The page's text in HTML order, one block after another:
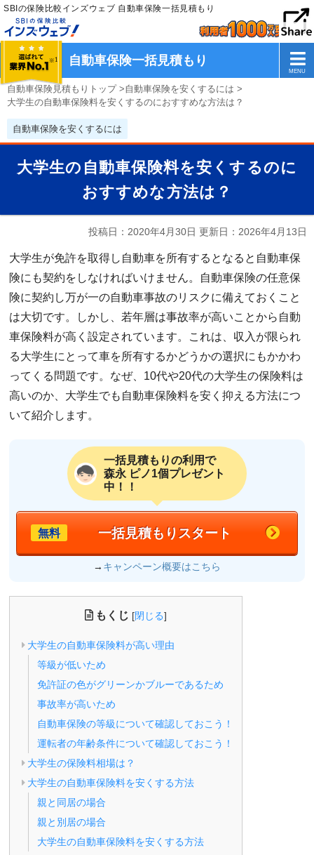
SBIの保険比較インズウェブ 自動車保険一括見積もり
自動車保険一括見積もり
自動車保険見積もりトップ>自動車保険を安くするには >
大学生の自動車保険料を安くするのにおすすめな方法は？
自動車保険を安くするには
大学生の自動車保険料を安くするのに
おすすめな方法は？
投稿日：2020年4月30日 更新日： 2026年4月13日
大学生が免許を取得し自動車を所有するとなると自動車保
険にも契約をしなければいけません。自動車保険の任意保
険に契約し万が一の自動車事故のリスクに備えておくこと
は大切です。しかし、若年層は事故率が高いことから自動
車保険料が高く設定されています。これは、収入が限られ
る大学生にとって車を所有するかどうかの選択にもかかわ
ってくる問題です。なぜ、10代や20代の大学生の保険料は
高いのか、大学生でも自動車保険料を安く抑える方法につ
いて紹介します。
一括見積もりの利用で
森永 ピノ1個プレゼント
中！！
無料 一括見積もりスタート
→ キャンペーン概要はこちら
もくじ [閉じる]
大学生の自動車保険料が高い理由
等級が低いため
免許証の色がグリーンかブルーであるため
事故率が高いため
自動車保険の等級について確認しておこう！
運転者の年齢条件について確認しておこう！
大学生の保険料相場は？
大学生の自動車保険料を安くする方法
親と同居の場合
親と別居の場合
大学生の自動車保険料を安くする方法